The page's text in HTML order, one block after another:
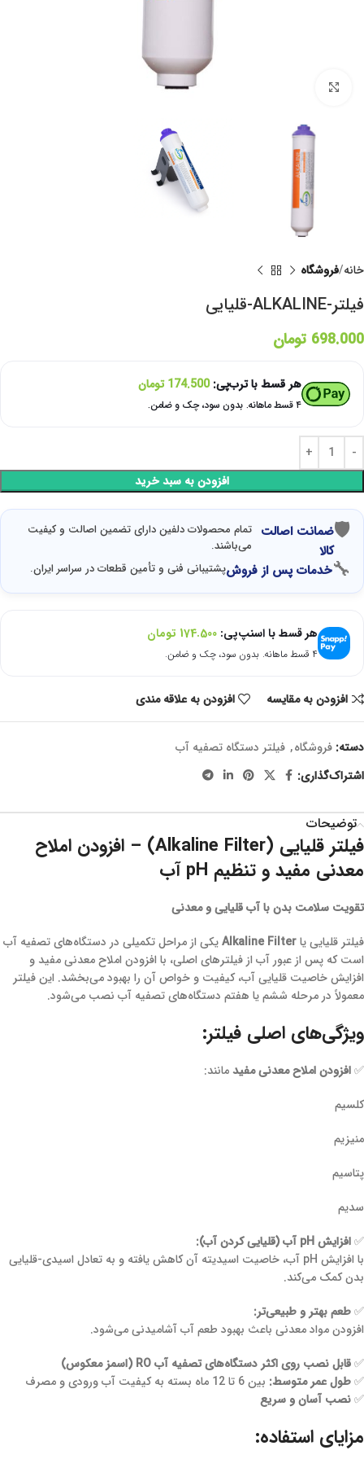
خانه فروشگاه
فیلتر-ALKALINE-قلیایی
698.000 تومان
هر قسط با ترب‌پی:174.500 تومان
۴ قسط ماهانه. بدون سود، چک و ضامن.
افزودن به سبد خرید
🛡ضمانت اصالت
کالا
تمام محصولات دلفین دارای تضمین اصالت و کیفیت
می‌باشند.
🔧خدمات پس از فروشپشتیبانی فنی و تأمین قطعات در سراسر ایران.
هر قسط با اسنپ‌پی: 174.500 تومان
۴ قسط ماهانه. بدون سود، چک و ضامن.
افزودن به مقایسه افزودن به علاقه مندی
دسته: فروشگاه, فیلتر دستگاه تصفیه آب
اشتراک‌گذاری:
توضیحات
فیلتر قلیایی (Alkaline Filter) – افزودن املاح
معدنی مفید و تنظیم pH آب
تقویت سلامت بدن با آب قلیایی و معدنی
فیلتر قلیایی یاAlkaline Filterیکی از مراحل تکمیلی در دستگاه‌های تصفیه آب
است که پس از عبور آب از فیلترهای اصلی، با افزودن املاح معدنی مفید و
افزایش خاصیت قلیایی آب، کیفیت و خواص آن را بهبود می‌بخشد. این فیلتر
معمولاً در مرحله ششم یا هفتم دستگاه‌های تصفیه آب نصب می‌شود.
ویژگی‌های اصلی فیلتر:
✅افزودن املاح معدنی مفیدمانند:
کلسیم
منیزیم
پتاسیم
سدیم
✅افزایش pH آب (قلیایی کردن آب):
با افزایش pH آب، خاصیت اسیدیته آن کاهش یافته و به تعادل اسیدی-قلیایی
بدن کمک می‌کند.
✅طعم بهتر و طبیعی‌تر:
افزودن مواد معدنی باعث بهبود طعم آب آشامیدنی می‌شود.
✅قابل نصب روی اکثر دستگاه‌های تصفیه آب RO (اسمز معکوس)
✅طول عمر متوسط: بین 6 تا 12 ماه بسته به کیفیت آب ورودی و مصرف
✅نصب آسان و سریع
مزایای استفاده: